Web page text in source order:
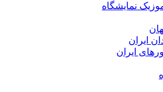
نمایشگاه
ایران
ایران